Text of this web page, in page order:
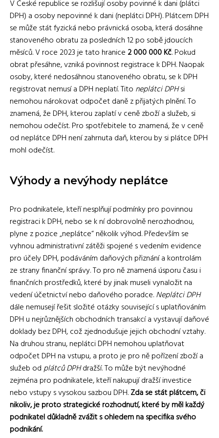
V České republice se rozlišují osoby povinné k dani (plátci
DPH) a osoby nepovinné k dani (neplátci DPH). Plátcem DPH
se může stát fyzická nebo právnická osoba, která dosáhne
stanoveného obratu za posledních 12 po sobě jdoucích
měsíců. V roce 2023 je tato hranice2 000 000 Kč. Pokud
obrat přesáhne, vzniká povinnost registrace k DPH. Naopak
osoby, které nedosáhnou stanoveného obratu, se k DPH
registrovat nemusí a DPH neplatí. Tito neplátci DPHsi
nemohou nárokovat odpočet daně z přijatých plnění. To
znamená, že DPH, kterou zaplatí v ceně zboží a služeb, si
nemohou odečíst. Pro spotřebitele to znamená, že v ceně
od neplátce DPH není zahrnuta daň, kterou by si plátce DPH
mohl odečíst.
Výhody a nevýhody neplátce
Pro podnikatele, kteří nesplňují podmínky pro povinnou
registraci k DPH, nebo se k ní dobrovolně nerozhodnou,
plyne z pozice „neplátce“ několik výhod. Především se
vyhnou administrativní zátěži spojené s vedením evidence
pro účely DPH, podáváním daňových přiznání a kontrolám
ze strany finanční správy. To pro ně znamená úsporu času i
finančních prostředků, které by jinak museli vynaložit na
vedení účetnictví nebo daňového poradce.Neplátci DPH
dále nemusejí řešit složité otázky související s uplatňováním
DPH u nejrůznějších obchodních transakcí a vystavují daňové
doklady bez DPH, což zjednodušuje jejich obchodní vztahy.
Na druhou stranu, neplátci DPH nemohou uplatňovat
odpočet DPH na vstupu, a proto je pro ně pořízení zboží a
služeb odplátců DPHdražší. To může být nevýhodné
zejména pro podnikatele, kteří nakupují dražší investice
nebo vstupy s vysokou sazbou DPH.Zda se stát plátcem, či
nikoliv, je proto strategické rozhodnutí, které by měl každý
podnikatel důkladně zvážit s ohledem na specifika svého
podnikání.